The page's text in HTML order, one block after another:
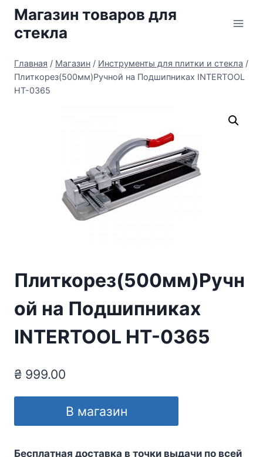
Перейти
содержимому
Магазин товаров для
стекла
Главная / Магазин / Инструменты для плитки и стекла /
Плиткорез(500мм)Ручной на Подшипниках INTERTOOL
HT-0365
Плиткорез(500мм)Ручн
ой на Подшипниках
INTERTOOL HT-0365
₴ 999.00
В магазин
Бесплатная доставка в точки выдачи по всей